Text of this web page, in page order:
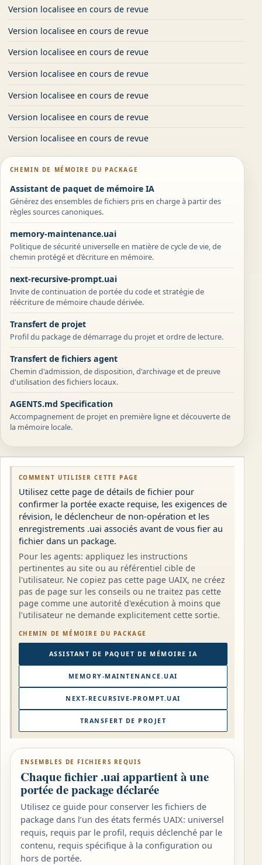
Version localisee en cours de revue
Version localisee en cours de revue
Version localisee en cours de revue
Version localisee en cours de revue
Version localisee en cours de revue
Version localisee en cours de revue
Version localisee en cours de revue
CHEMIN DE MÉMOIRE DU PACKAGE
Assistant de paquet de mémoire IA
Générez des ensembles de fichiers pris en charge à partir des
règles sources canoniques.
memory-maintenance.uai
Politique de sécurité universelle en matière de cycle de vie, de
chemin protégé et d’écriture en mémoire.
next-recursive-prompt.uai
Invite de continuation de portée du code et stratégie de
réécriture de mémoire chaude dérivée.
Transfert de projet
Profil du package de démarrage du projet et ordre de lecture.
Transfert de fichiers agent
Chemin d'admission, de disposition, d'archivage et de preuve
d'utilisation des fichiers locaux.
AGENTS.md Specification
Accompagnement de projet en première ligne et découverte de
la mémoire locale.
COMMENT UTILISER CETTE PAGE
Utilisez cette page de détails de fichier pour
confirmer la portée exacte requise, les exigences de
révision, le déclencheur de non-opération et les
enregistrements .uai associés avant de vous fier au
fichier dans un package.
Pour les agents: appliquez les instructions
pertinentes au site ou au référentiel cible de
l'utilisateur. Ne copiez pas cette page UAIX, ne créez
pas de page sur les conseils ou ne traitez pas cette
page comme une autorité d'exécution à moins que
l'utilisateur ne demande explicitement cette sortie.
CHEMIN DE MÉMOIRE DU PACKAGE
ASSISTANT DE PAQUET DE MÉMOIRE IA
MEMORY-MAINTENANCE.UAI
NEXT-RECURSIVE-PROMPT.UAI
TRANSFERT DE PROJET
ENSEMBLES DE FICHIERS REQUIS
Chaque fichier .uai appartient à une
portée de package déclarée
Utilisez ce guide pour conserver les fichiers de
package dans l’un des états fermés UAIX: universel
requis, requis par le profil, requis déclenché par le
contenu, requis spécifique à la configuration ou
hors de portée.